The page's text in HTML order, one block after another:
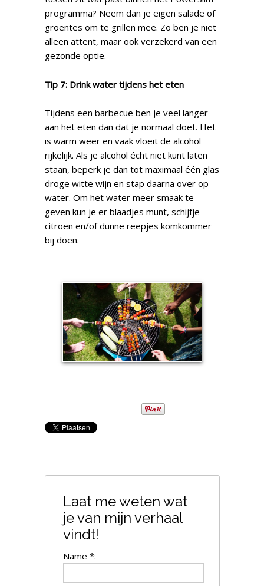
programma? Neem dan je eigen salade of
groentes om te grillen mee. Zo ben je niet
alleen attent, maar ook verzekerd van een
gezonde optie.
Tip 7: Drink water tijdens het eten
Tijdens een barbecue ben je veel langer
aan het eten dan dat je normaal doet. Het
is warm weer en vaak vloeit de alcohol
rijkelijk. Als je alcohol écht niet kunt laten
staan, beperk je dan tot maximaal één glas
droge witte wijn en stap daarna over op
water. Om het water meer smaak te
geven kun je er blaadjes munt, schijfje
citroen en/of dunne reepjes komkommer
bij doen.
Laat me weten wat
je van mijn verhaal
vindt!
Name *: